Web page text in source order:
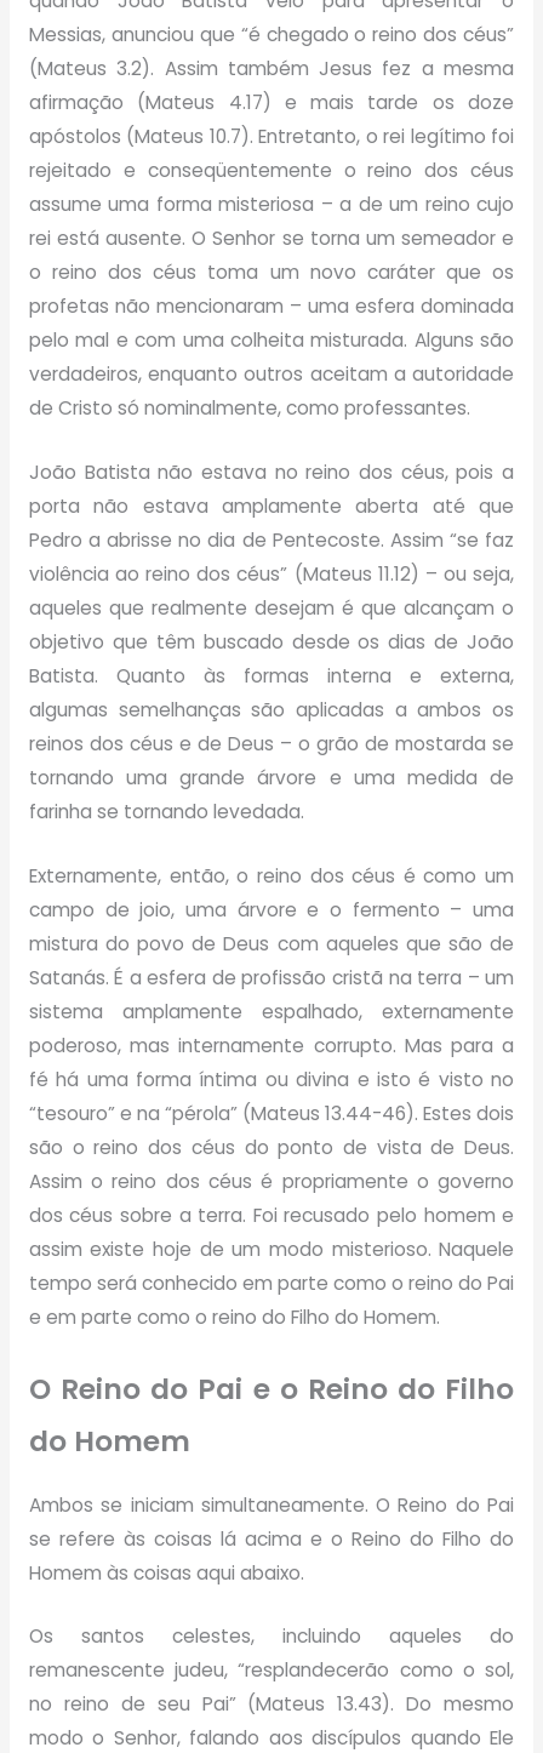
Messias, anunciou que “é chegado o reino dos céus”
(Mateus 3.2). Assim também Jesus fez a mesma
afirmação (Mateus 4.17) e mais tarde os doze
apóstolos (Mateus 10.7). Entretanto, o rei legítimo foi
rejeitado e conseqüentemente o reino dos céus
assume uma forma misteriosa – a de um reino cujo
rei está ausente. O Senhor se torna um semeador e
o reino dos céus toma um novo caráter que os
profetas não mencionaram – uma esfera dominada
pelo mal e com uma colheita misturada. Alguns são
verdadeiros, enquanto outros aceitam a autoridade
de Cristo só nominalmente, como professantes.
João Batista não estava no reino dos céus, pois a
porta não estava amplamente aberta até que
Pedro a abrisse no dia de Pentecoste. Assim “se faz
violência ao reino dos céus” (Mateus 11.12) – ou seja,
aqueles que realmente desejam é que alcançam o
objetivo que têm buscado desde os dias de João
Batista. Quanto às formas interna e externa,
algumas semelhanças são aplicadas a ambos os
reinos dos céus e de Deus – o grão de mostarda se
tornando uma grande árvore e uma medida de
farinha se tornando levedada.
Externamente, então, o reino dos céus é como um
campo de joio, uma árvore e o fermento – uma
mistura do povo de Deus com aqueles que são de
Satanás. É a esfera de profissão cristã na terra – um
sistema amplamente espalhado, externamente
poderoso, mas internamente corrupto. Mas para a
fé há uma forma íntima ou divina e isto é visto no
“tesouro” e na “pérola” (Mateus 13.44-46). Estes dois
são o reino dos céus do ponto de vista de Deus.
Assim o reino dos céus é propriamente o governo
dos céus sobre a terra. Foi recusado pelo homem e
assim existe hoje de um modo misterioso. Naquele
tempo será conhecido em parte como o reino do Pai
e em parte como o reino do Filho do Homem.
O Reino do Pai e o Reino do Filho
do Homem
Ambos se iniciam simultaneamente. O Reino do Pai
se refere às coisas lá acima e o Reino do Filho do
Homem às coisas aqui abaixo.
Os santos celestes, incluindo aqueles do
remanescente judeu, “resplandecerão como o sol,
no reino de seu Pai” (Mateus 13.43). Do mesmo
modo o Senhor, falando aos discípulos quando Ele